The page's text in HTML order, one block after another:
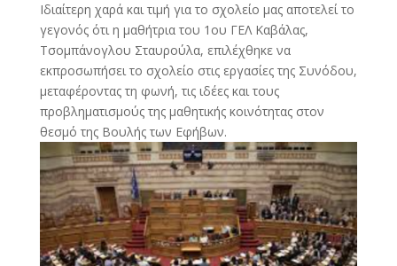
Ιδιαίτερη χαρά και τιμή για το σχολείο μας αποτελεί το
γεγονός ότι η μαθήτρια του 1ου ΓΕΛ Καβάλας,
Τσομπάνογλου Σταυρούλα, επιλέχθηκε να
εκπροσωπήσει το σχολείο στις εργασίες της Συνόδου,
μεταφέροντας τη φωνή, τις ιδέες και τους
προβληματισμούς της μαθητικής κοινότητας στον
θεσμό της Βουλής των Εφήβων.